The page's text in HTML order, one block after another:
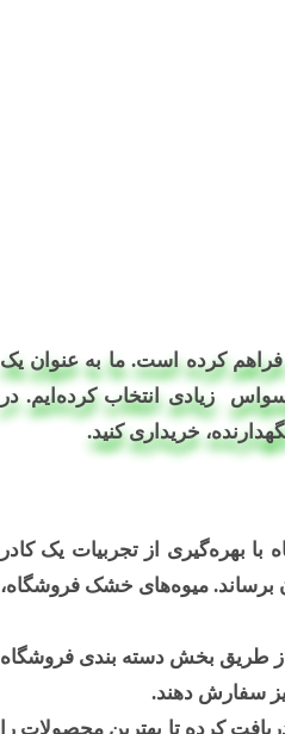
کرده است. ما به عنوان یک
زیادی انتخاب کرده‌ایم. در
خریداری کنید.
بهره‌گیری از تجربیات یک کادر
برساند. میوه‌های خشک فروشگاه،
طریق بخش دسته بندی فروشگاه
سفارش دهند.
کرده تا بهترین محصولات را